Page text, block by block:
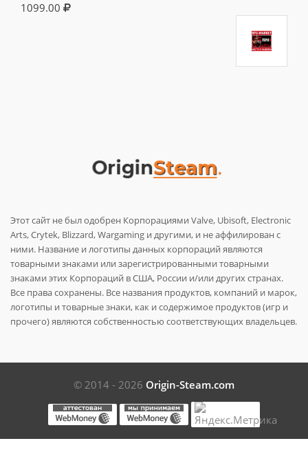
1099.00
Этот сайт не был одобрен Корпорациями Valve, Ubisoft, Electronic
Arts, Crytek, Blizzard, Wargaming и другими, и не аффилирован с
ними. Название и логотипы данных корпораций являются
товарными знаками или зарегистрированными товарными
знаками этих Корпораций в США, России и/или других странах.
Все права сохранены. Все названия продуктов, компаний и марок,
логотипы и товарные знаки, как и содержимое продуктов (игр и
прочего) являются собственностью соответствующих владельцев.
© 2014 - 2026 Origin-Steam.com